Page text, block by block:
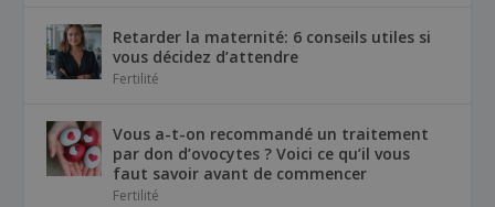
Retarder la maternité: 6 conseils utiles si
vous décidez d’attendre
Fertilité
Vous a-t-on recommandé un traitement
par don d’ovocytes ? Voici ce qu’il vous
faut savoir avant de commencer
Fertilité